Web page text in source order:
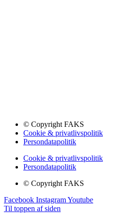
© Copyright FAKS
Cookie & privatlivspolitik
Persondatapolitik
Cookie & privatlivspolitik
Persondatapolitik
© Copyright FAKS
Facebook InstagramYoutube
Til toppen af siden